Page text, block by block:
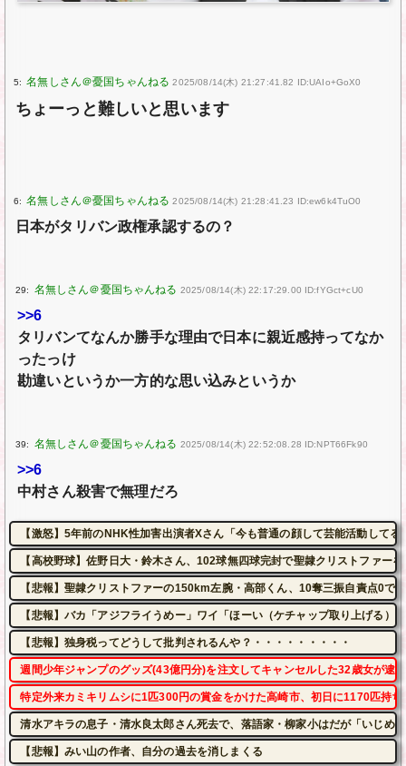
5: 2025/08/14(木) 21:27:41.82 ID:UAIo+GoX0
ちょーっと難しいと思います
6: 2025/08/14(木) 21:28:41.23 ID:ew6k4TuO0
日本がタリバン政権承認するの？
29: 2025/08/14(木) 22:17:29.00 ID:fYGct+cU0
>>6
タリバンてなんか勝手な理由で日本に親近感持ってなか
ったっけ
勘違いというか一方的な思い込みというか
39: 2025/08/14(木) 22:52:08.28 ID:NPT66Fk90
>>6
中村さん殺害で無理だろ
【激怒】5年前のNHK性加害出演者Xさん「今も普通の顔して芸能活動して
【高校野球】佐野日大・鈴木さん、102球無四球完封で聖隷クリストファー
【悲報】聖隷クリストファーの150km左腕・高部くん、10奪三振自責点0で
【悲報】バカ「アジフライうめー」ワイ「ほーい（ケチャップ取り上げる）
【悲報】独身税ってどうして批判されるんや？・・・・・・・・・
週間少年ジャンプのグッズ(43億円分)を注文してキャンセルした32歳女が逮捕
特定外来カミキリムシに1匹300円の賞金をかけた高崎市、初日に1170匹持ち
清水アキラの息子・清水良太郎さん死去で、落語家・柳家小はだが「いじめ
【悲報】みい山の作者、自分の過去を消しまくる